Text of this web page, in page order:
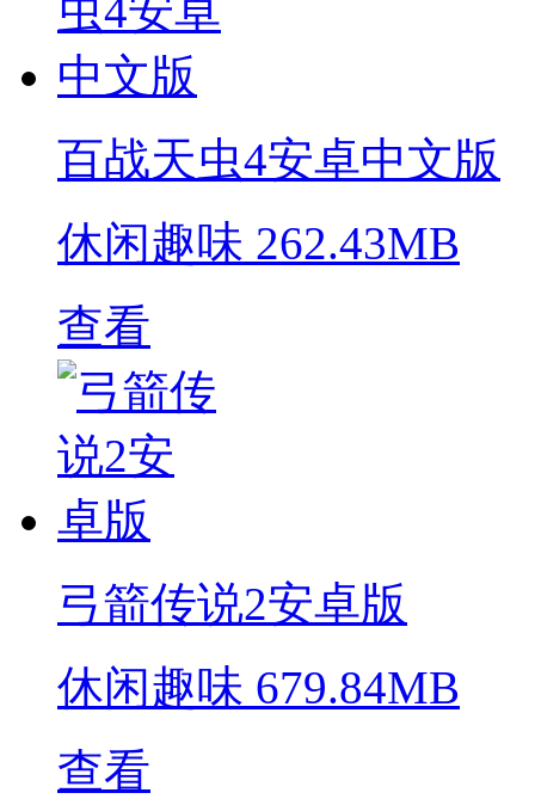
百战天虫4安卓中文版
休闲趣味 262.43MB
查看
弓箭传说2安卓版
休闲趣味 679.84MB
查看